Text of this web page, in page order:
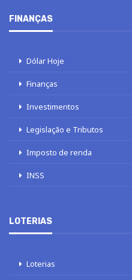
FINANÇAS
Dólar Hoje
Finanças
Investimentos
Legislação e Tributos
Imposto de renda
INSS
LOTERIAS
Loterias